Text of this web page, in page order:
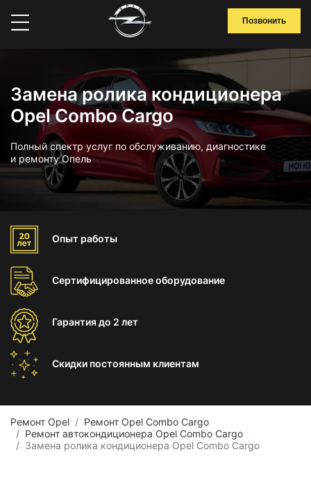
Позвонить
Замена ролика кондиционера
Opel Combo Cargo
Полный спектр услуг по обслуживанию, диагностике
и ремонту Опель
Опыт работы
Сертифицированноеоборудование
Гарантиядо 2 лет
Скидки постоянным клиентам
Ремонт Opel
Ремонт Opel Combo Cargo
Ремонт автокондиционера Opel Combo Cargo
Замена ролика кондиционера Opel Combo Cargo